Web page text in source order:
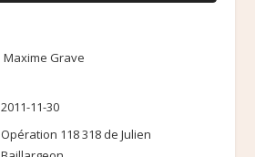
Maxime Grave
2011-11-30
Opération 118 318 de Julien